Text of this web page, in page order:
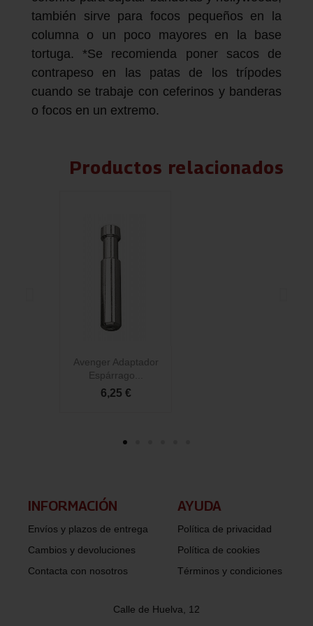
también sirve para focos pequeños en la
columna o un poco mayores en la base
tortuga. *Se recomienda poner sacos de
contrapeso en las patas de los trípodes
cuando se trabaje con ceferinos y banderas
o focos en un extremo.
Productos relacionados
Avenger Adaptador
Espárrago...
6,25 €
INFORMACIÓN​
Envíos y plazos de entrega
Cambios y devoluciones
Contacta con nosotros
AYUDA
Política de privacidad
Política de cookies
Términos y condiciones
Calle de Huelva, 12